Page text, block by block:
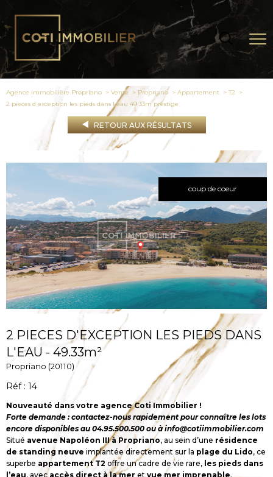
Agence immobilière Propriano Vente Propriano Appartement
T2
2 pieces d exception les pieds dans l eau 49 33m prestige
RETOUR AUX RÉSULTATS
coup de coeur
2 PIECES D'EXCEPTION LES PIEDS DANS
L'EAU - 49.33m²
Propriano (20110)
Réf : 14
Nouveauté dans votre agence Coti Immobilier !
Forte demande : contactez-nous rapidement pour connaître les lots
encore disponibles au 04.95.500.500 ou à info@cotiimmobilier.com
Situé avenue Napoléon III à Propriano, au sein d’une résidence
de standing neuve implantée directement sur la plage du Lido, ce
superbe appartement T2 offre un cadre de vie rare, les pieds dans
l’eau, avecaccès direct à la mer et vue mer imprenable.